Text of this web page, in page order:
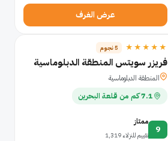
عرض الغرف
★★★★★ 5 نجوم
فريزر سويتس المنطقة الدبلوماسية
المنطقة الدبلوماسية
7.1 كم من قلعة البحرين
9
ممتاز
تقييم للنزلاء 1,319